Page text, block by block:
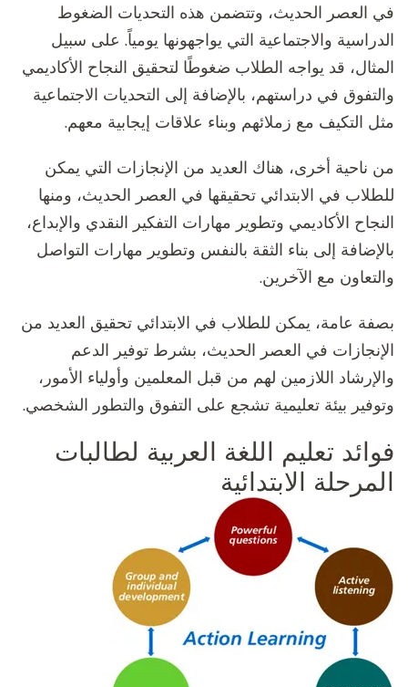
في العصر الحديث، وتتضمن هذه التحديات الضغوط
الدراسية والاجتماعية التي يواجهونها يومياً. على سبيل
المثال، قد يواجه الطلاب ضغوطًا لتحقيق النجاح الأكاديمي
والتفوق في دراستهم، بالإضافة إلى التحديات الاجتماعية
مثل التكيف مع زملائهم وبناء علاقات إيجابية معهم.
من ناحية أخرى، هناك العديد من الإنجازات التي يمكن
للطلاب في الابتدائي تحقيقها في العصر الحديث، ومنها
النجاح الأكاديمي وتطوير مهارات التفكير النقدي والإبداع،
بالإضافة إلى بناء الثقة بالنفس وتطوير مهارات التواصل
والتعاون مع الآخرين.
بصفة عامة، يمكن للطلاب في الابتدائي تحقيق العديد من
الإنجازات في العصر الحديث، بشرط توفير الدعم
والإرشاد اللازمين لهم من قبل المعلمين وأولياء الأمور،
وتوفير بيئة تعليمية تشجع على التفوق والتطور الشخصي.
فوائد تعليم اللغة العربية لطالبات
المرحلة الابتدائية